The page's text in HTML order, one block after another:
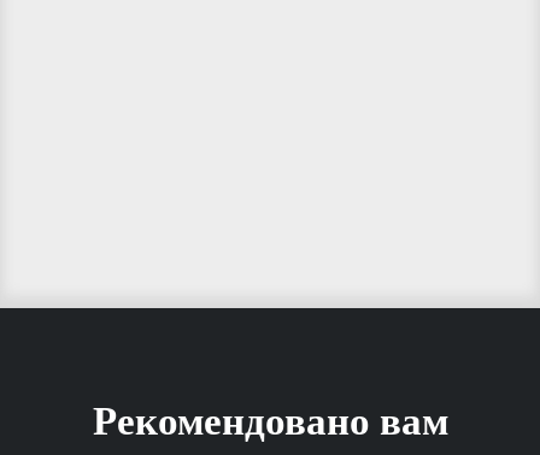
Рекомендовано вам